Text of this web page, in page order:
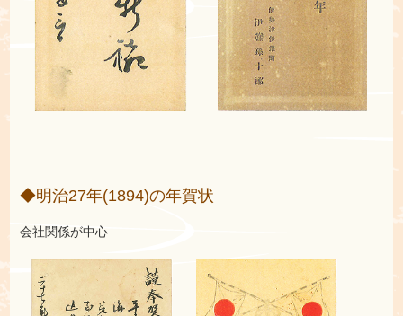
◆明治27年(1894)の年賀状
会社関係が中心